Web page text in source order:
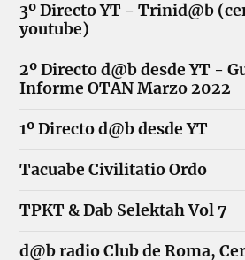
3º Directo YT - Trinid@b
youtube)
2º Directo d@b desde YT -
Informe OTAN Marzo 2022
1º Directo d@b desde YT
Tacuabe Civilitatio Ordo
TPKT & Dab Selektah Vol 7
d@b radio Club de Roma,